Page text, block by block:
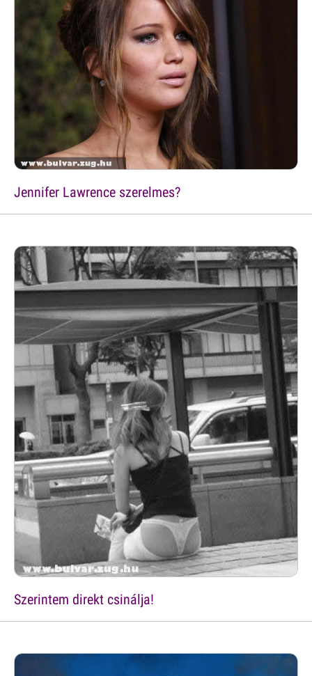
Jennifer Lawrence szerelmes?
Szerintem direkt csinálja!